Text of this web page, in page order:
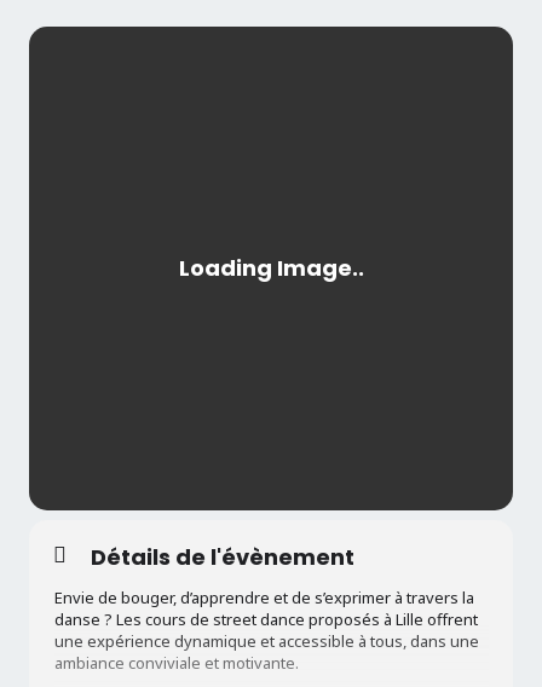
Détails de l'évènement
Envie de bouger, d’apprendre et de s’exprimer à travers la
danse ? Les cours de street dance proposés à Lille offrent
une expérience dynamique et accessible à tous, dans une
ambiance conviviale et motivante.